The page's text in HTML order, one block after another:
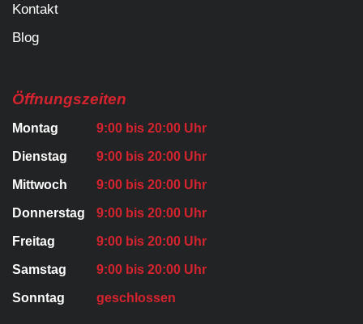
Kontakt
Blog
Öffnungszeiten
Montag 9:00 bis 20:00 Uhr
Dienstag 9:00 bis 20:00 Uhr
Mittwoch 9:00 bis 20:00 Uhr
Donnerstag 9:00 bis 20:00 Uhr
Freitag 9:00 bis 20:00 Uhr
Samstag 9:00 bis 20:00 Uhr
Sonntag geschlossen